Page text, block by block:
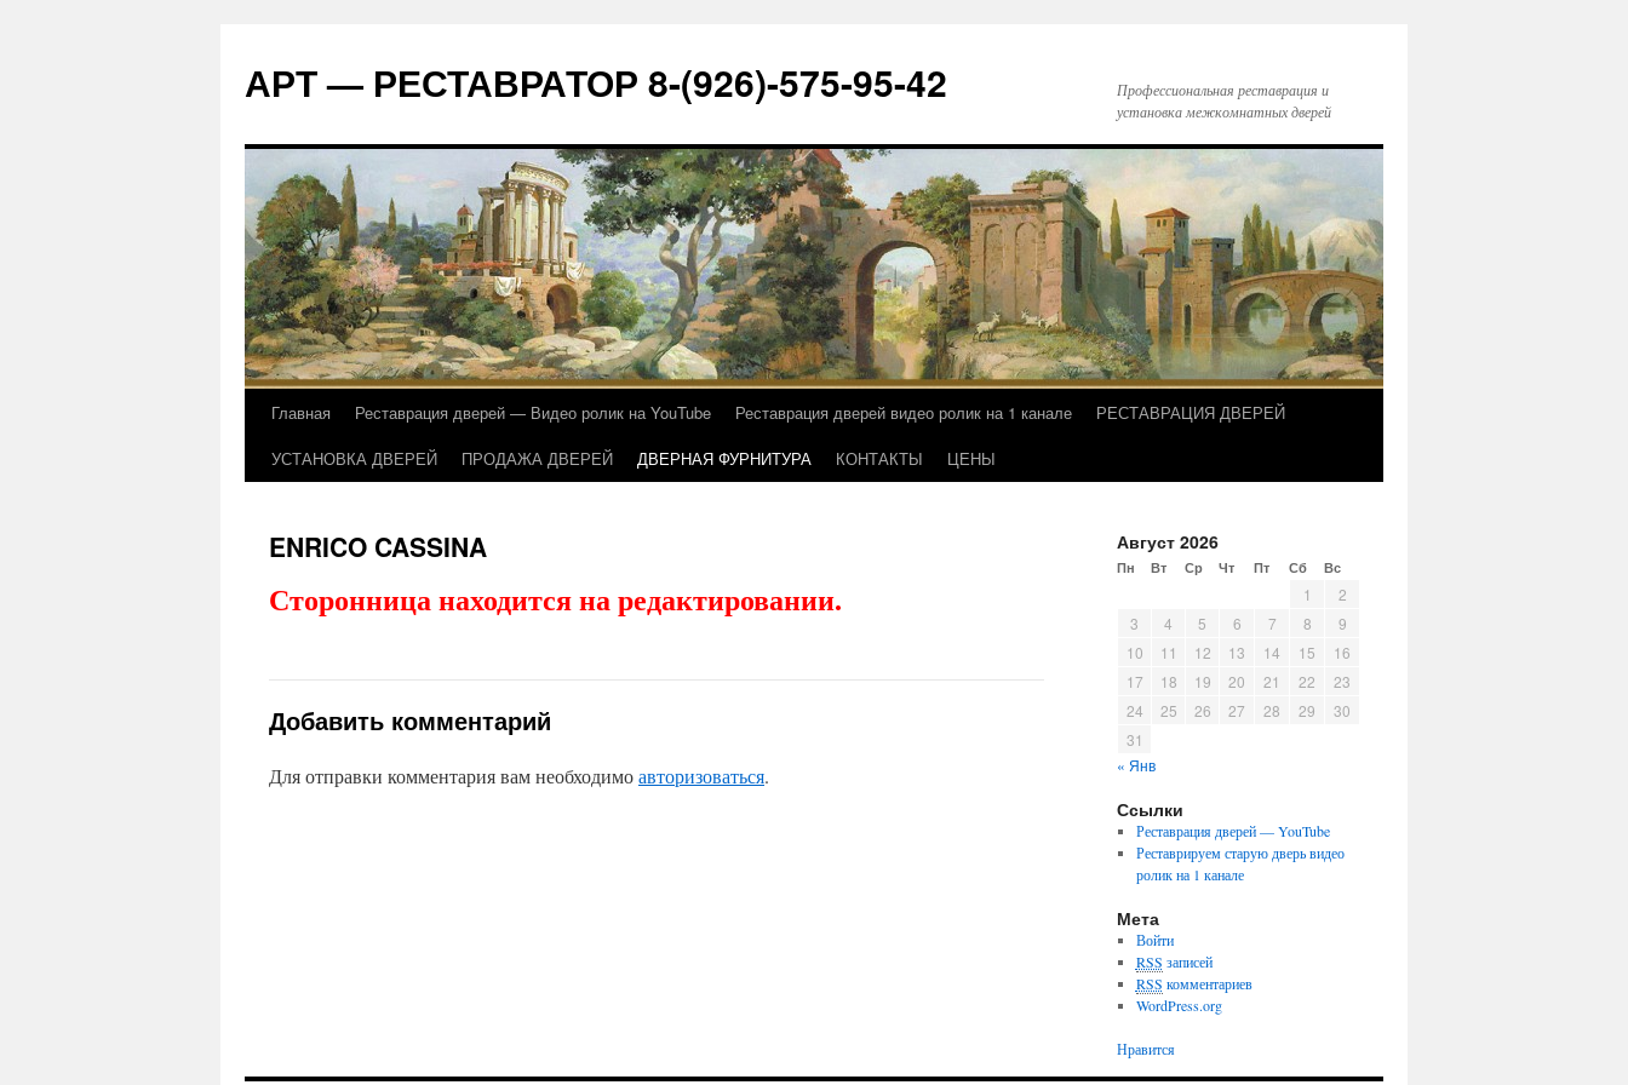
АРТ — РЕСТАВРАТОР 8-(926)-575-95-42
Профессиональная реставрация и
установка межкомнатных дверей
Главная Реставрация дверей — Видео ролик на YouTube Реставрация дверей видео ролик на 1 канале
РЕСТАВРАЦИЯ ДВЕРЕЙ
УСТАНОВКА ДВЕРЕЙ
ПРОДАЖА ДВЕРЕЙ ДВЕРНАЯ ФУРНИТУРА КОНТАКТЫ ЦЕНЫ
ENRICO CASSINA
Сторонница находится на редактировании.
Добавить комментарий
Для отправки комментария вам необходимоавторизоваться.
Август 2026
Пн Вт Ср Чт Пт Сб Вс
« Янв
1
2
3
4 5 6 7 8
9
10
11 12 13 14 15
16
17
18 19 20 21 22
23
24
25 26 27 28 29
30
31
Ссылки
Реставрация дверей — YouTube
Реставрируем старую дверь видео
ролик на 1 канале
Мета
Войти
RSS записей
RSS комментариев
WordPress.org
Нравится